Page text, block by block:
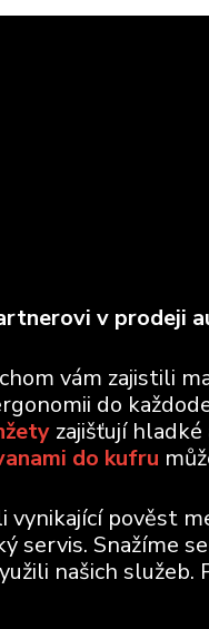
v prodeji
vám zajistili
do
zajišťují
do kufru
pověst
servis. Snažíme
našich